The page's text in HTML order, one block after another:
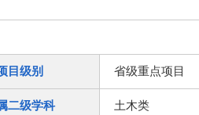
目级别 省级重点项目
二级学科 土木类